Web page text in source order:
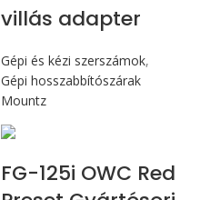
villás adapter
Gépi és kézi szerszámok,
Gépi hosszabbítószárak
Mountz
FG-125i OWC Red